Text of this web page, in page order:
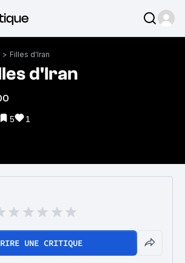
> Filles d'Iran
d'Iran
5 1
UNE CRITIQUE